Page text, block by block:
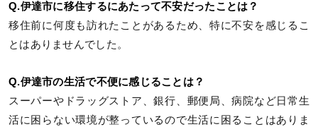
Q.伊達市に移住するにあたって不安だったことは？
移住前に何度も訪れたことがあるため、特に不安を感じるこ
とはありませんでした。
Q.伊達市の生活で不便に感じることは？
スーパーやドラッグストア、銀行、郵便局、病院など日常生
活に困らない環境が整っているので生活に困ることはありま